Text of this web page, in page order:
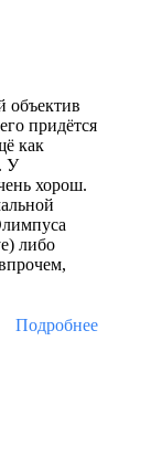
объектив
придётся
как
У
хорош.
либо
Подробнее